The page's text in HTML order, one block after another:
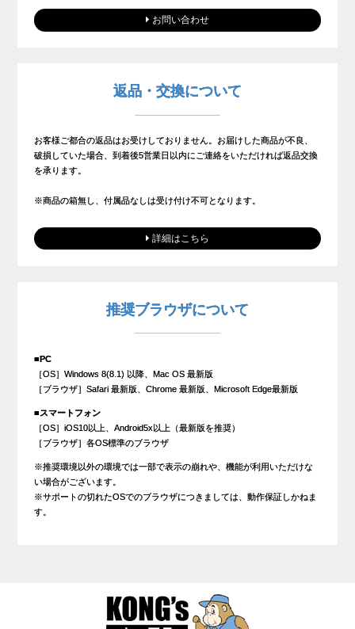
お問い合わせ
返品・交換について
お客様ご都合の返品はお受けしておりません。お届けした商品が不良、
破損していた場合、到着後5営業日以内にご連絡をいただければ返品交換
を承ります。
※商品の箱無し、付属品なしは受け付け不可となります。
詳細はこちら
推奨ブラウザについて
■PC
［OS］Windows 8(8.1) 以降、Mac OS 最新版
［ブラウザ］Safari 最新版、Chrome 最新版、Microsoft Edge最新版
■スマートフォン
［OS］iOS10以上、Android5x以上（最新版を推奨）
［ブラウザ］各OS標準のブラウザ
※推奨環境以外の環境では一部で表示の崩れや、機能が利用いただけな
い場合がございます。
※サポートの切れたOSでのブラウザにつきましては、動作保証しかねま
す。